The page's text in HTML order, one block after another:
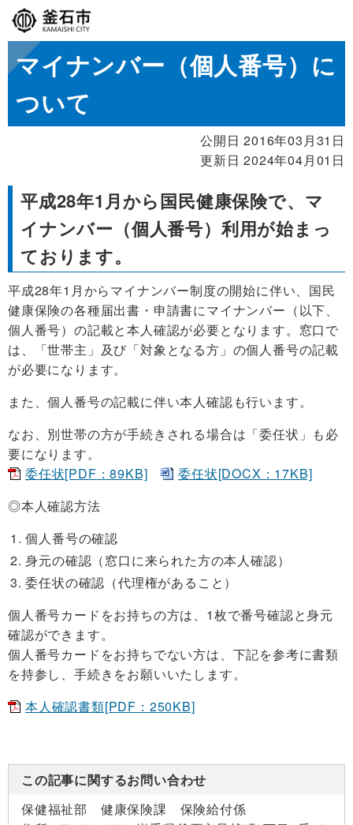
マイナンバー（個人番号）に
ついて
公開日 2016年03月31日
更新日 2024年04月01日
平成28年1月から国民健康保険で、マ
イナンバー（個人番号）利用が始まっ
ております。
平成28年1月からマイナンバー制度の開始に伴い、国民
健康保険の各種届出書・申請書にマイナンバー（以下、
個人番号）の記載と本人確認が必要となります。窓口で
は、「世帯主」及び「対象となる方」の個人番号の記載
が必要になります。
また、個人番号の記載に伴い本人確認も行います。
なお、別世帯の方が手続きされる場合は「委任状」も必
要になります。
委任状[PDF：89KB]
委任状[DOCX：17KB]
◎本人確認方法
個人番号の確認
身元の確認（窓口に来られた方の本人確認）
委任状の確認（代理権があること）
個人番号カードをお持ちの方は、1枚で番号確認と身元
確認ができます。
個人番号カードをお持ちでない方は、下記を参考に書類
を持参し、手続きをお願いいたします。
本人確認書類[PDF：250KB]
この記事に関するお問い合わせ
保健福祉部 健康保険課 保険給付係